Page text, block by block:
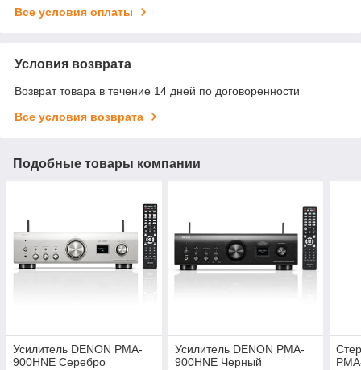
Все условия оплаты
Условия возврата
Возврат товара в течение 14 дней по договоренности
Все условия возврата
Подобные товары компании
Усилитель DENON PMA-
900HNE Серебро
Усилитель DENON PMA-
900HNE Черный